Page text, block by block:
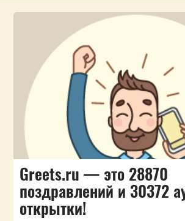
Greets.ru — это 28870
поздравлений и 30372
открытки!